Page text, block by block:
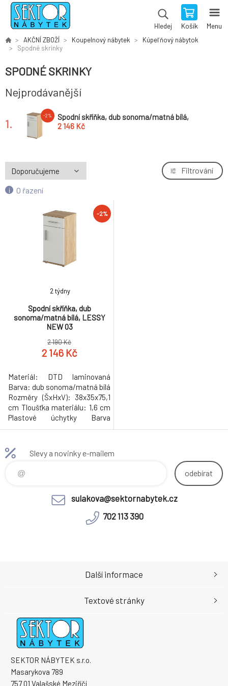
Hledej Košík Menu
AKČNÍ ZBOŽÍ Koupelnový nábytek
Kúpeľňový nábytok
Spodné skrinky
SPODNÉ SKRINKY
Nejprodávanější
1.
-2%
Spodní skříňka, dub sonoma/matná bílá,
LESSY NEW 03
2 146 Kč
O řazení
Filtrování
-2%
Spodní skříňka, dub
sonoma/matná bílá, LESSY
NEW 03
2 týdny
2 190 Kč
2 146 Kč
Materiál: DTD laminovaná
Barva: dub sonoma/matná bílá
Rozměry (ŠxHxV): 38x35x75,1
cm Tloušťka materiálu: 1,6 cm
Plastové úchytky Barva
úchytek: šedá Plastové kluzáky
kluzáků: 1,6 cm 1-dveřová 1
police Výška police: 53 cm 1
šuplík Výška šuplíku: 14,5 cm
Univerzální Moderní design
Slevy a novinky e-mailem
odebírat
sulakova@sektornabytek.cz
702 113 390
SEKTOR NÁBYTEK s.r.o.
Masarykova 789
757 01 Valašské Meziříčí
Další informace
Textové stránky